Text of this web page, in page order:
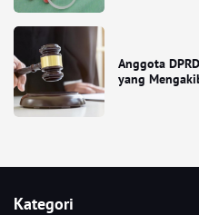
Anggota
yang
Kategori